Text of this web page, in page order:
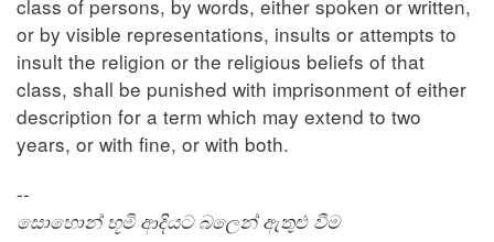
class of persons, by words, either spoken or written,
or by visible representations, insults or attempts to
insult the religion or the religious beliefs of that
class, shall be punished with imprisonment of either
description for a term which may extend to two
years, or with fine, or with both.
--
සොහොන් භූමි ආදියට බලෙන් ඇතුළු වීම